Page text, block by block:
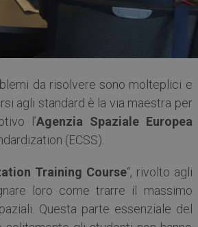
da risolvere sono molteplici e
agli standard è la via maestra per
l’Agenzia Spaziale Europea
(ECSS).
Training Course“, rivolto agli
loro come trarre il massimo
Questa parte essenziale del